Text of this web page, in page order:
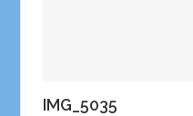
IMG_5035